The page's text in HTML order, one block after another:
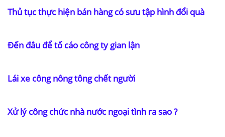
Thủ tục thực hiện bán hàng có sưu tập hình đổi quà
Đến đâu để tố cáo công ty gian lận
Lái xe công nông tông chết người
Xử lý công chức nhà nước ngoại tình ra sao ?